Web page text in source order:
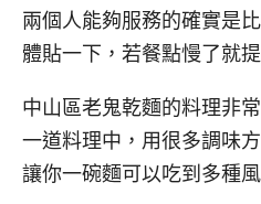
兩個人能夠服務的確實是
體貼一下，若餐點慢了就
中山區老鬼乾麵的料理非
一道料理中，用很多調味
讓你一碗麵可以吃到多種